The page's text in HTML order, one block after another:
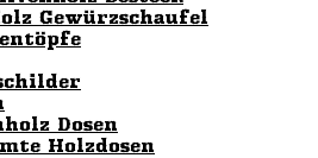
Gewürzschaufel
Dosen
Holzdosen